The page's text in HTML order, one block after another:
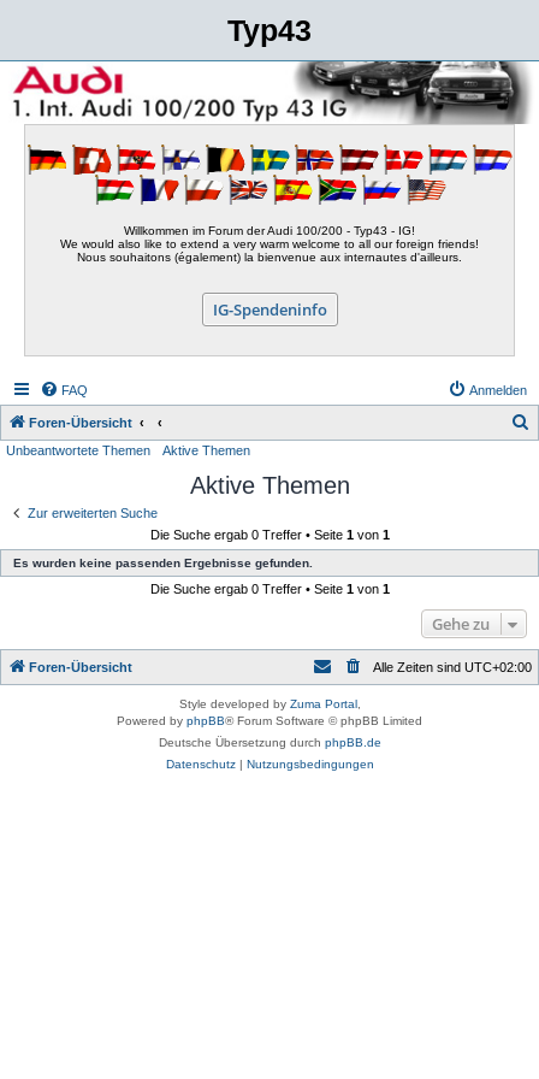
Typ43
Willkommen im Forum der Audi 100/200 - Typ43 - IG!
We would also like to extend a very warm welcome to all our foreign friends!
Nous souhaitons (également) la bienvenue aux internautes d'ailleurs.
IG-Spendeninfo
FAQ Anmelden
Foren-Übersicht
Unbeantwortete Themen Aktive Themen
Aktive Themen
Zur erweiterten Suche
Die Suche ergab 0 Treffer • Seite 1von 1
Es wurden keine passenden Ergebnisse gefunden.
Die Suche ergab 0 Treffer • Seite 1von 1
Gehe zu
Foren-Übersicht Alle Zeiten sind UTC+02:00
Style developed by Zuma Portal ,
Powered by phpBB® Forum Software © phpBB Limited
Deutsche Übersetzung durch phpBB.de
Datenschutz| Nutzungsbedingungen